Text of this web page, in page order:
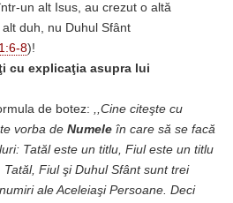
un alt Isus, au crezut o altă
duh, nu Duhul Sfânt
8)!
cu explicaţia asupra lui
de botez: ,,Cine citeşte cu
vorba de Numele în care să se facă
Tatăl este un titlu, Fiul este un titlu
Fiul şi Duhul Sfânt sunt trei
ale Aceleiaşi Persoane. Deci